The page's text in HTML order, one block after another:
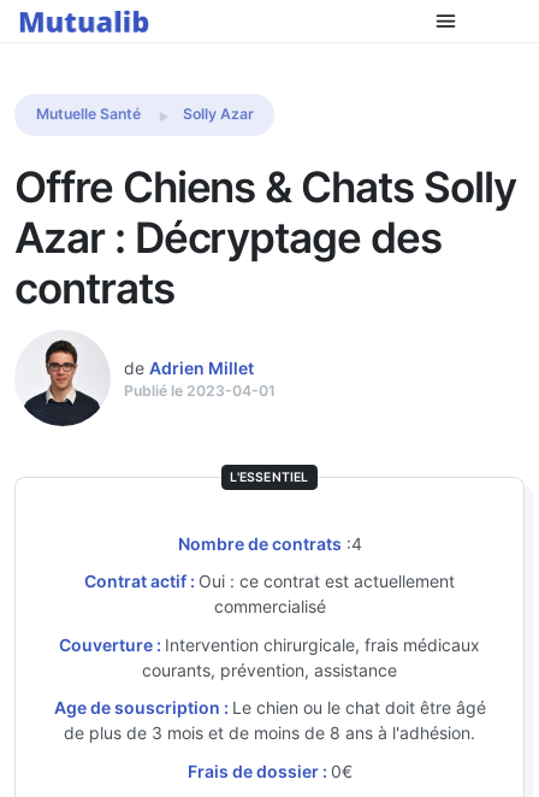
Comparer les mutuelles
Mutuelle Santé Solly Azar
Offre Chiens & Chats Solly
Azar : Décryptage des
contrats
de Adrien Millet
Publié le 2023-04-01
L'ESSENTIEL
Nombre de contrats :4
Contrat actif : Oui : ce contrat est actuellement
commercialisé
Couverture : Intervention chirurgicale, frais médicaux
courants, prévention, assistance
Age de souscription : Le chien ou le chat doit être âgé
de plus de 3 mois et de moins de 8 ans à l'adhésion.
Frais de dossier : 0€